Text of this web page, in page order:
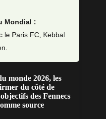
Mondial :
le Paris FC, Kebbal
monde 2026, les
du côté de
des Fennecs
source